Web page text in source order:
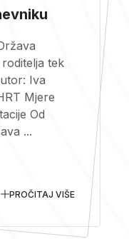
tek
Iva
Mjere
Od
...
PROČITAJ VIŠE